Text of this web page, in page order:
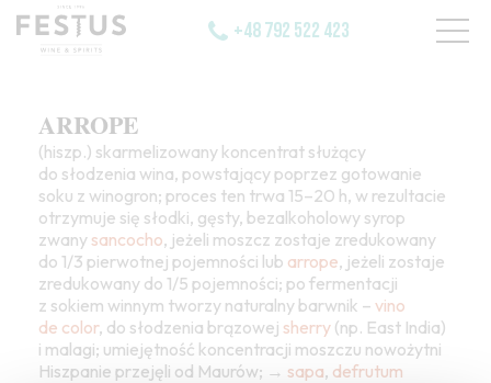
+48 792 522 423
ARROPE
(hiszp.) skarmelizowany koncentrat służący
do słodzenia wina, powstający poprzez gotowanie
soku z winogron; proces ten trwa 15–20 h, w rezultacie
otrzymuje się słodki, gęsty, bezalkoholowy syrop
zwanysancocho, jeżeli moszcz zostaje zredukowany
do 1/3 pierwotnej pojemności lub arrope, jeżeli zostaje
zredukowany do 1/5 pojemności; po fermentacji
z sokiem winnym tworzy naturalny barwnik – vino
de color, do słodzenia brązowej sherry (np. East India)
i malagi; umiejętność koncentracji moszczu nowożytni
Hiszpanie przejęli od Maurów; → sapa, defrutum